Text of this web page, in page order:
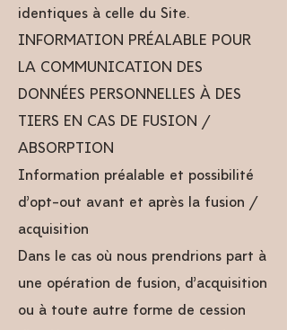
identiques à celle du Site.
INFORMATION PRÉALABLE POUR
LA COMMUNICATION DES
DONNÉES PERSONNELLES À DES
TIERS EN CAS DE FUSION /
ABSORPTION
Information préalable et possibilité
d’opt-out avant et après la fusion /
acquisition
Dans le cas où nous prendrions part à
une opération de fusion, d’acquisition
ou à toute autre forme de cession